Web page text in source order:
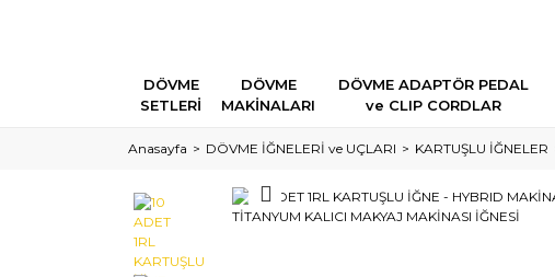
DÖVME
SETLERİ
DÖVME
MAKİNALARI
DÖVME ADAPTÖR PEDAL
ve CLIP CORDLAR
Anasayfa DÖVME İĞNELERİ ve UÇLARI KARTUŞLU İĞNELER